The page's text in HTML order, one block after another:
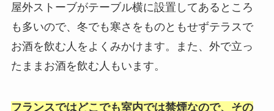
屋外ストーブがテーブル横に設置してあるところ
も多いので、冬でも寒さをものともせずテラスで
お酒を飲む人をよくみかけます。また、外で立っ
たままお酒を飲む人もいます。
フランスではどこでも室内では禁煙なので、その